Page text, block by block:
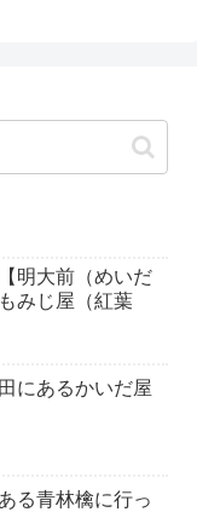
明大前（めいだ
みじ屋（紅葉
にあるかいだ屋
る青林檎に行っ